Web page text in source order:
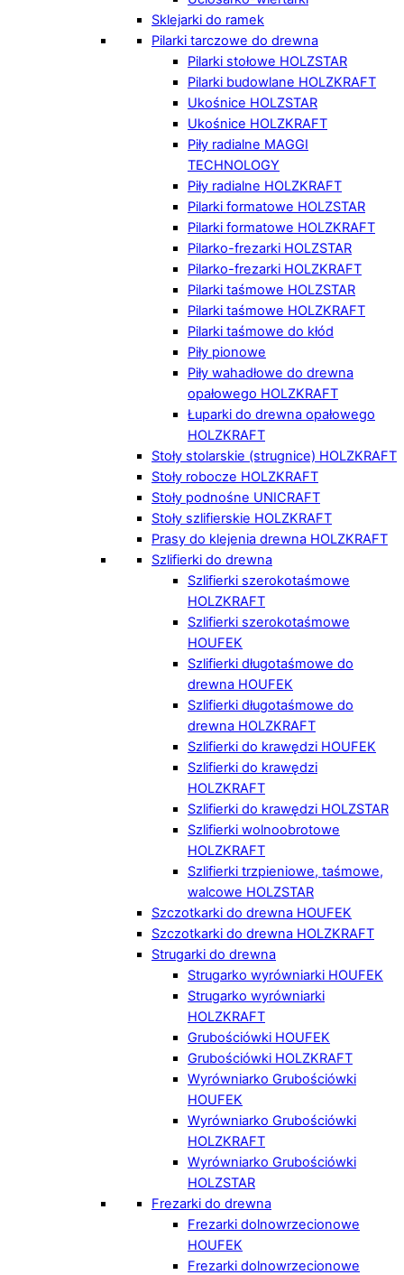
Sklejarki do ramek
Pilarki tarczowe do drewna
Pilarki stołowe HOLZSTAR
Pilarki budowlane HOLZKRAFT
Ukośnice HOLZSTAR
Ukośnice HOLZKRAFT
Piły radialne MAGGI
TECHNOLOGY
Piły radialne HOLZKRAFT
Pilarki formatowe HOLZSTAR
Pilarki formatowe HOLZKRAFT
Pilarko-frezarki HOLZSTAR
Pilarko-frezarki HOLZKRAFT
Pilarki taśmowe HOLZSTAR
Pilarki taśmowe HOLZKRAFT
Pilarki taśmowe do kłód
Piły pionowe
Piły wahadłowe do drewna
opałowego HOLZKRAFT
Łuparki do drewna opałowego
HOLZKRAFT
Stoły stolarskie (strugnice) HOLZKRAFT
Stoły robocze HOLZKRAFT
Stoły podnośne UNICRAFT
Stoły szlifierskie HOLZKRAFT
Prasy do klejenia drewna HOLZKRAFT
Szlifierki do drewna
Szlifierki szerokotaśmowe
HOLZKRAFT
Szlifierki szerokotaśmowe
HOUFEK
Szlifierki długotaśmowe do
drewna HOUFEK
Szlifierki długotaśmowe do
drewna HOLZKRAFT
Szlifierki do krawędzi HOUFEK
Szlifierki do krawędzi
HOLZKRAFT
Szlifierki do krawędzi HOLZSTAR
Szlifierki wolnoobrotowe
HOLZKRAFT
Szlifierki trzpieniowe, taśmowe,
walcowe HOLZSTAR
Szczotkarki do drewna HOUFEK
Szczotkarki do drewna HOLZKRAFT
Strugarki do drewna
Strugarko wyrówniarki HOUFEK
Strugarko wyrówniarki
HOLZKRAFT
Grubościówki HOUFEK
Grubościówki HOLZKRAFT
Wyrówniarko Grubościówki
HOUFEK
Wyrówniarko Grubościówki
HOLZKRAFT
Wyrówniarko Grubościówki
HOLZSTAR
Frezarki do drewna
Frezarki dolnowrzecionowe
HOUFEK
Frezarki dolnowrzecionowe